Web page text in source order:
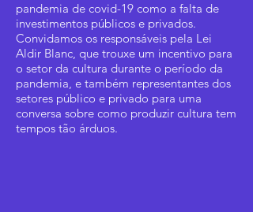
pandemia de covid-19 como a falta de
investimentos públicos e privados.
Convidamos os responsáveis pela Lei
Aldir Blanc, que trouxe um incentivo para
o setor da cultura durante o período da
pandemia, e também representantes dos
setores público e privado para uma
conversa sobre como produzir cultura tem
tempos tão árduos.